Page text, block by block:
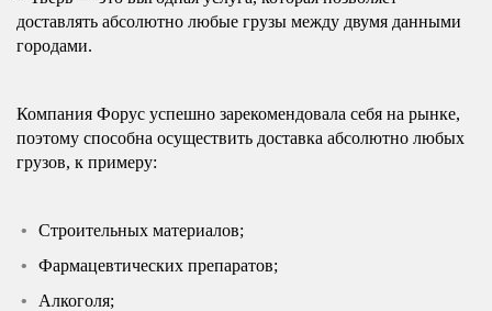
доставлять абсолютно любые грузы между двумя данными
городами.
Компания Форус успешно зарекомендовала себя на рынке,
поэтому способна осуществить доставка абсолютно любых
грузов, к примеру:
Строительных материалов;
Фармацевтических препаратов;
Алкоголя;